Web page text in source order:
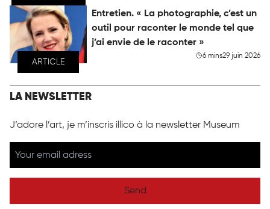
ARTICLE
Entretien. « La photographie, c’est un
outil pour raconter le monde tel que
j’ai envie de le raconter »
6 mins29 juin 2026
LA NEWSLETTER
J’adore l’art, je m’inscris illico à la newsletter Museum
Send